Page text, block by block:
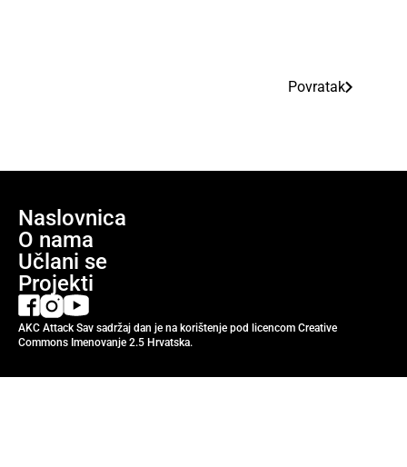
Povratak
Naslovnica
O nama
Učlani se
Projekti
AKC Attack Sav sadržaj dan je na korištenje pod licencom Creative
Commons Imenovanje 2.5 Hrvatska.